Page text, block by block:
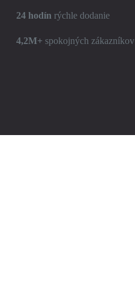
24 hodín rýchle dodanie
4,2M+ spokojných zákazníkov